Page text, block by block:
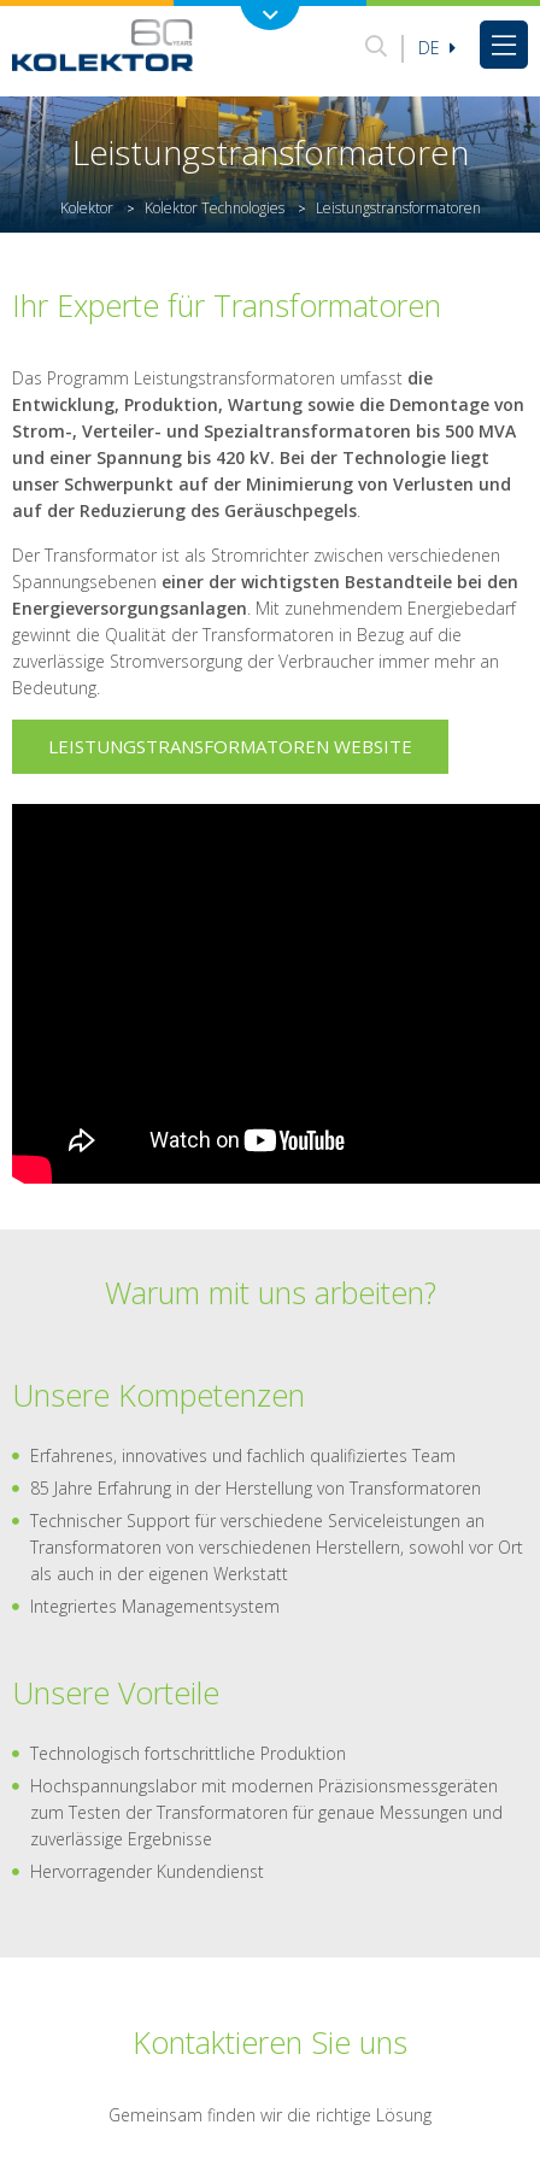
DE
Leistungstransformatoren
Kolektor > Kolektor Technologies > Leistungstransformatoren
Ihr Experte für Transformatoren
Das Programm Leistungstransformatoren umfasst die
Entwicklung, Produktion, Wartung sowie die Demontage von
Strom-, Verteiler- und Spezialtransformatoren bis 500 MVA
und einer Spannung bis 420 kV. Bei der Technologie liegt
unser Schwerpunkt auf der Minimierung von Verlusten und
auf der Reduzierung des Geräuschpegels.
Der Transformator ist als Stromrichter zwischen verschiedenen
Spannungsebenen einer der wichtigsten Bestandteile bei den
Energieversorgungsanlagen. Mit zunehmendem Energiebedarf
gewinnt die Qualität der Transformatoren in Bezug auf die
zuverlässige Stromversorgung der Verbraucher immer mehr an
Bedeutung.
LEISTUNGSTRANSFORMATOREN WEBSITE
Warum mit uns arbeiten?
Unsere Kompetenzen
Erfahrenes, innovatives und fachlich qualifiziertes Team
85 Jahre Erfahrung in der Herstellung von Transformatoren
Technischer Support für verschiedene Serviceleistungen an
Transformatoren von verschiedenen Herstellern, sowohl vor Ort
als auch in der eigenen Werkstatt
Integriertes Managementsystem
Unsere Vorteile
Technologisch fortschrittliche Produktion
Hochspannungslabor mit modernen Präzisionsmessgeräten
zum Testen der Transformatoren für genaue Messungen und
zuverlässige Ergebnisse
Hervorragender Kundendienst
Kontaktieren Sie uns
Gemeinsam finden wir die richtige Lösung